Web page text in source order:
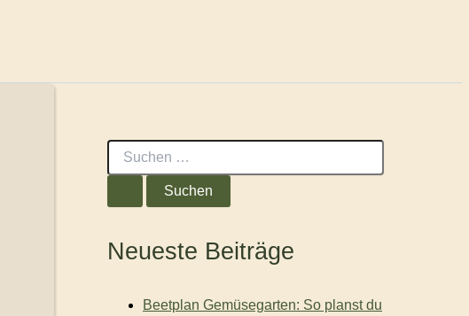
S
Neueste Beiträge
Beetplan Gemüsegarten: So planst du